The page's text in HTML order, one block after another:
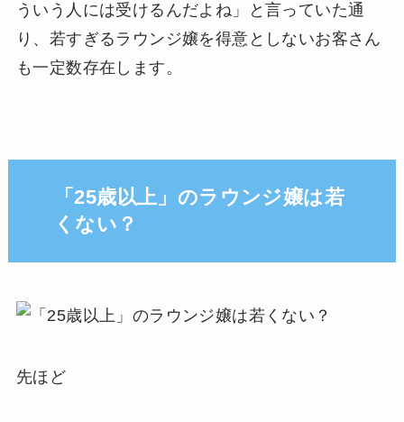
ういう人には受けるんだよね」と言っていた通
り、若すぎるラウンジ嬢を得意としないお客さん
も一定数存在します。
「25歳以上」のラウンジ嬢は若
くない？
先ほど